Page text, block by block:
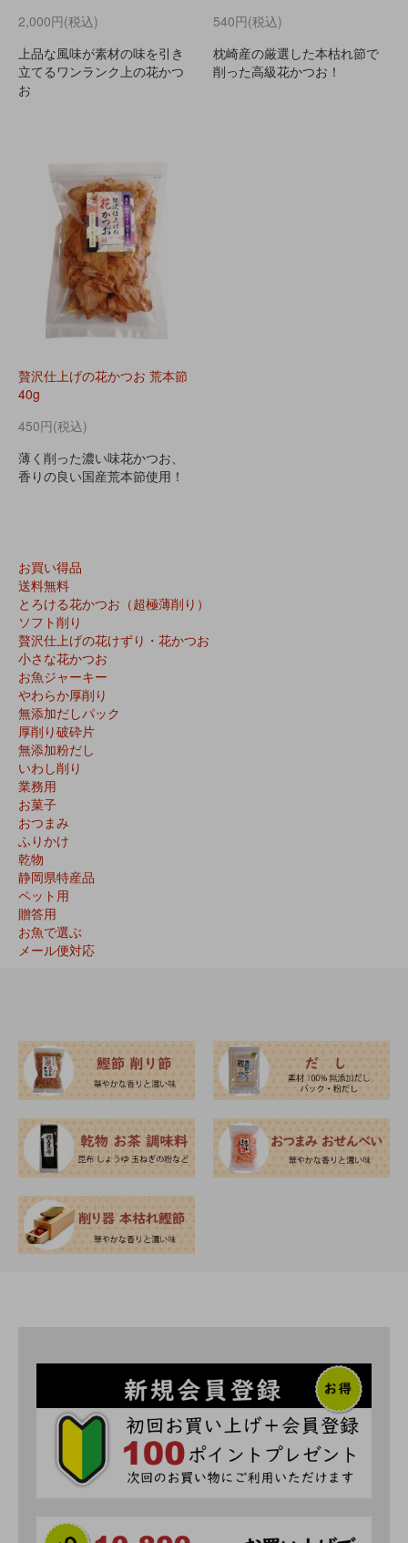
2,000円(税込)
上品な風味が素材の味を引き
立てるワンランク上の花かつ
お
540円(税込)
枕崎産の厳選した本枯れ節で
削った高級花かつお！
贅沢仕上げの花かつお 荒本節
40g
450円(税込)
薄く削った濃い味花かつお、
香りの良い国産荒本節使用！
お買い得品
送料無料
とろける花かつお（超極薄削り）
ソフト削り
贅沢仕上げの花けずり・花かつお
小さな花かつお
お魚ジャーキー
やわらか厚削り
無添加だしパック
厚削り破砕片
無添加粉だし
いわし削り
業務用
お菓子
おつまみ
ふりかけ
乾物
静岡県特産品
ペット用
贈答用
お魚で選ぶ
メール便対応